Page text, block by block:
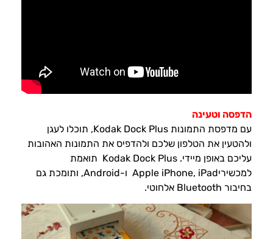
הדפסה וטעינה
עם מדפסת התמונות Kodak Dock Plus, תוכלו לעגן
ולהטעין את הטלפון שלכם ולהדפיס את התמונות האהובות
עליכם באופן מיידי. Kodak Dock Plus תואמת
למכשיריApple iPhone, iPad ו-Android, ותומכת גם
בחיבור Bluetooth אלחוטי.